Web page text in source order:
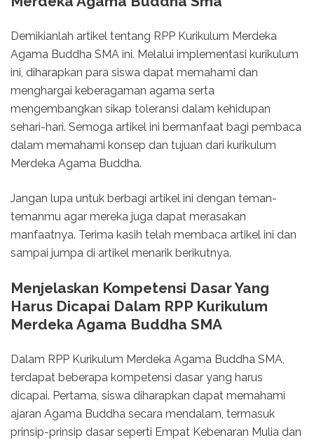
Demikianlah artikel tentang RPP Kurikulum Merdeka
Agama Buddha SMA ini. Melalui implementasi kurikulum
ini, diharapkan para siswa dapat memahami dan
menghargai keberagaman agama serta
mengembangkan sikap toleransi dalam kehidupan
sehari-hari. Semoga artikel ini bermanfaat bagi pembaca
dalam memahami konsep dan tujuan dari kurikulum
Merdeka Agama Buddha.
Jangan lupa untuk berbagi artikel ini dengan teman-
temanmu agar mereka juga dapat merasakan
manfaatnya. Terima kasih telah membaca artikel ini dan
sampai jumpa di artikel menarik berikutnya.
Menjelaskan Kompetensi Dasar Yang
Harus Dicapai Dalam RPP Kurikulum
Merdeka Agama Buddha SMA
Dalam RPP Kurikulum Merdeka Agama Buddha SMA,
terdapat beberapa kompetensi dasar yang harus
dicapai. Pertama, siswa diharapkan dapat memahami
ajaran Agama Buddha secara mendalam, termasuk
prinsip-prinsip dasar seperti Empat Kebenaran Mulia dan